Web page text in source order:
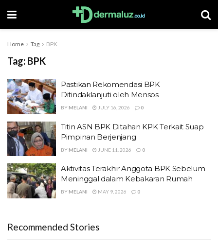
Home Tag BPK
Tag: BPK
Pastikan Rekomendasi BPK
Ditindaklanjuti oleh Mensos
BY MELANI JULY 16, 2026 0
Titin ASN BPK Ditahan KPK Terkait Suap
Pimpinan Berjenjang
BY MELANI JUNE 11, 2026 0
Aktivitas Terakhir Anggota BPK Sebelum
Meninggal dalam Kebakaran Rumah
BY MELANI MAY 9, 2026 0
Recommended Stories